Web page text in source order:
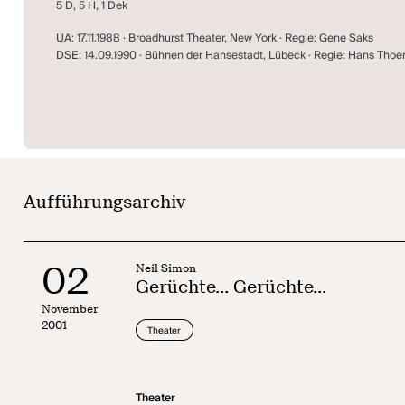
5 D, 5 H, 1 Dek
UA: 17.11.1988 · Broadhurst Theater, New York · Regie: Gene Saks
DSE: 14.09.1990 · Bühnen der Hansestadt, Lübeck · Regie: Hans
Aufführungsarchiv
02
November
2001
Neil Simon
Gerüchte... Gerüchte...
Theater
Theater